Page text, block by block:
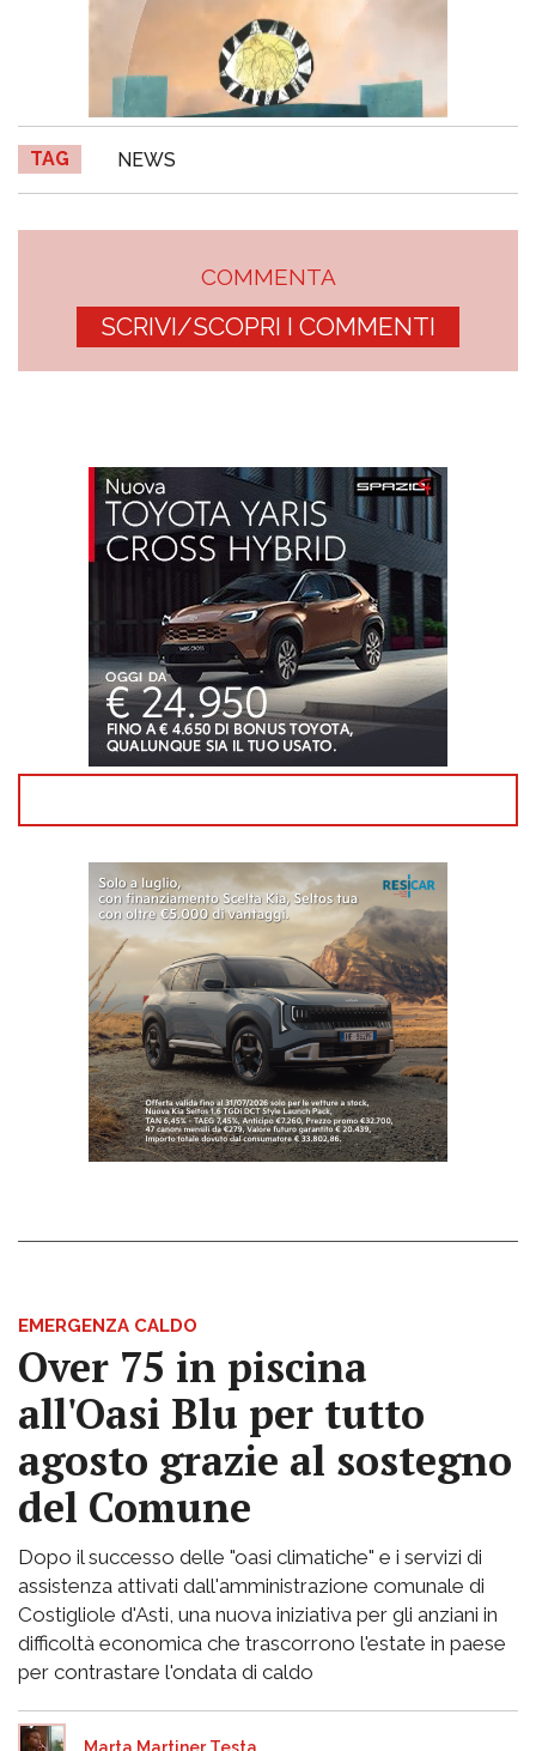
TAG NEWS
COMMENTA
SCRIVI/SCOPRI I COMMENTI
EMERGENZA CALDO
Over 75 in piscina
all'Oasi Blu per tutto
agosto grazie al sostegno
del Comune
Dopo il successo delle "oasi climatiche" e i servizi di
assistenza attivati dall'amministrazione comunale di
Costigliole d'Asti, una nuova iniziativa per gli anziani in
difficoltà economica che trascorrono l'estate in paese
per contrastare l'ondata di caldo